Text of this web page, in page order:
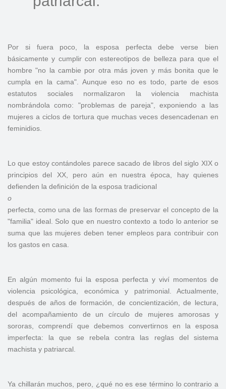
Por si fuera poco, la esposa perfecta debe verse bien
básicamente y cumplir con estereotipos de belleza para que el
hombre "no la cambie por otra más joven y más bonita que le
cumpla en la cama". Aunque eso no es todo, parte de esos
estatutos sociales normalizaron la violencia machista
nombrándola como: "problemas de pareja", exponiendo a las
mujeres a ciclos de tortura que muchas veces desencadenan en
feminidios.
Lo que estoy contándoles parece sacado de libros del siglo XIX o
principios del XX, pero aún en nuestra época, hay quienes
defienden la definición de la esposa tradicional
o
perfecta, como una de las formas de preservar el concepto de la
"familia" ideal. Solo que en nuestro contexto a todo lo anterior se
suma que las mujeres deben tener empleos para contribuir con
los gastos en casa.
En algún momento fui la esposa perfecta y viví momentos de
violencia psicológica, económica y patrimonial. Actualmente,
después de años de formación, de concientización, de lectura,
del acompañamiento de un círculo de mujeres amorosas y
sororas, comprendí que debemos convertirnos en la esposa
imperfecta: la que se rebela contra las reglas del sistema
machista y patriarcal.
Ya chillarán muchos, pero, ¿qué no es ese término lo contrario a